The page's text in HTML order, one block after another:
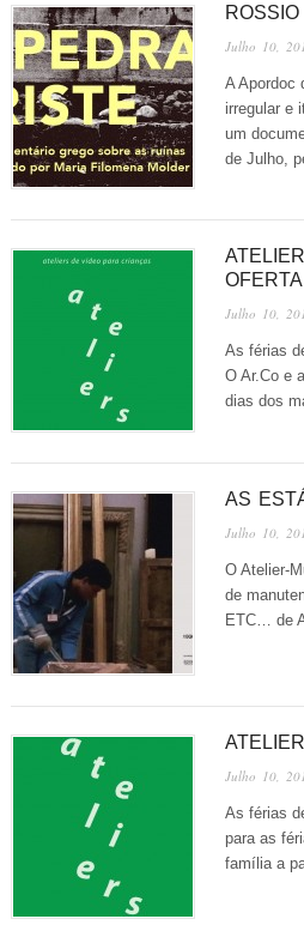
Julho 10,
A Apordoc
irregular e
um
de Julho,
Julho 10,
As férias
O Ar.Co e
dias dos
AS
Julho 10,
O Atelier-
de
ETC… de
Julho 10,
As férias
para as
família a